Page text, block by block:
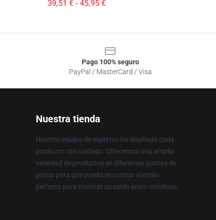
39,51 € - 45,95 €
Pago 100% seguro
PayPal / MasterCard / Visa
Nuestra tienda
Nuestro equipo de expertos ha diseñado cada
producto con cuidado. Ofrecemos una amplia
variedad de productos en diferentes puntos de
precio para que pueda encontrar el estilo
perfecto para mostrar su estilo único cotidiano.